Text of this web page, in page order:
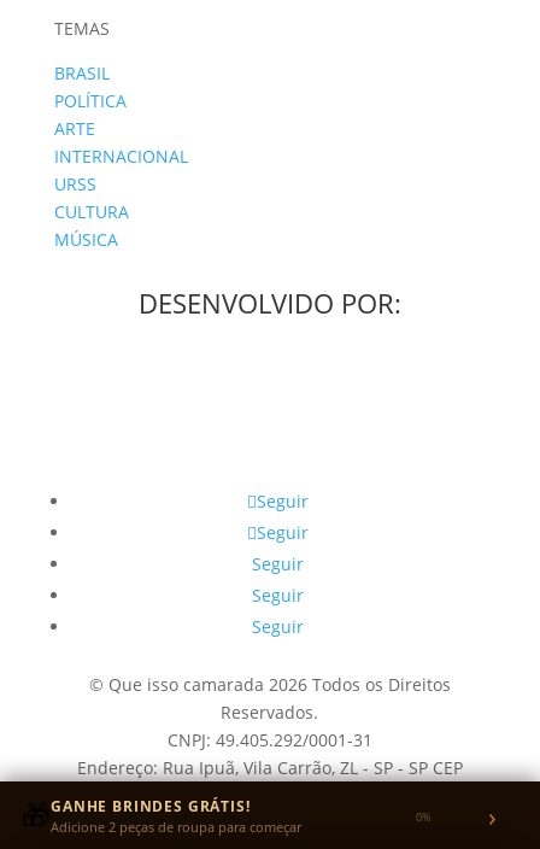
TEMAS
BRASIL
POLÍTICA
ARTE
INTERNACIONAL
URSS
CULTURA
MÚSICA
DESENVOLVIDO POR:
Seguir
Seguir
Seguir
Seguir
Seguir
© Que isso camarada 2026 Todos os Direitos
Reservados.
CNPJ: 49.405.292/0001-31
Endereço: Rua Ipuã, Vila Carrão, ZL - SP - SP CEP
03432090 - Brasil
55(11) 93297- 8060
🎁GANHE BRINDES GRÁTIS!
Adicione 2 peças de roupa para começar 0% ›